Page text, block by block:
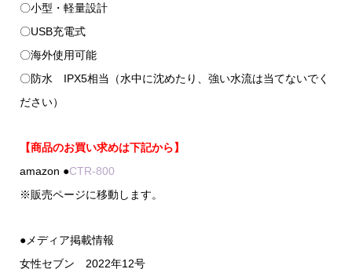
〇小型・軽量設計
〇USB充電式
〇海外使用可能
〇防水 IPX5相当（水中に沈めたり、強い水流は当てないでく
ださい）
【商品のお買い求めは下記から】
amazon ●CTR-800
※販売ページに移動します。
●メディア掲載情報
女性セブン 2022年12号